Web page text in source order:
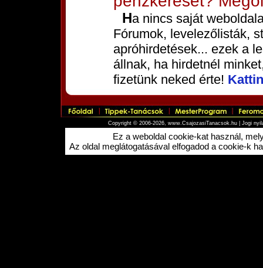
Ha nincs saját weboldalad, akkor is tudsz minket hirdetni.
Fórumok, levelezőlisták,
apróhirdetések... ezek a
állnak, ha hirdetnél
fizetünk neked érte!
Copyright © 2006-2026, www.CsajozasiTanacsok.hu | Jogi
Ez a weboldal cookie-kat használ,
Az oldal meglátogatásával elfogadod a cookie-k